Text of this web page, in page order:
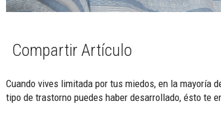
Compartir Artículo
Cuando vives limitada por tus miedos, en la mayoría
tipo de trastorno puedes haber desarrollado, ésto te